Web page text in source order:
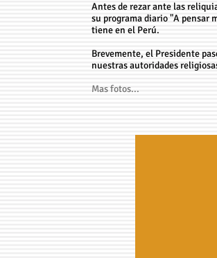
Antes de rezar ante las
su programa diario "A pensar
tiene en el Perú.
Brevemente, el Presidente
nuestras autoridades
Mas fotos...